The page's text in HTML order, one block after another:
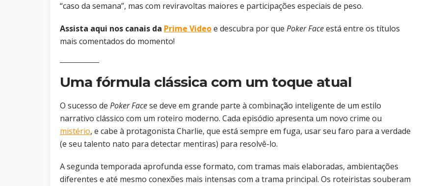
“caso da semana”, mas com reviravoltas maiores e participações especiais de peso.
Assista aqui nos canais da Prime Videoe descubra por que Poker Faceestá entre os títulos
mais comentados do momento!
Uma fórmula clássica com um toque atual
O sucesso de Poker Facese deve em grande parte à combinação inteligente de um estilo
narrativo clássico com um roteiro moderno. Cada episódio apresenta um novo crime ou
mistério, e cabe à protagonista Charlie, que está sempre em fuga, usar seu faro para a verdade
(e seu talento nato para detectar mentiras) para resolvê-lo.
A segunda temporada aprofunda esse formato, com tramas mais elaboradas, ambientações
diferentes e até mesmo conexões mais intensas com a trama principal. Os roteiristas souberam